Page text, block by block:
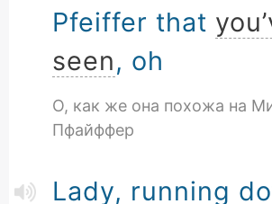
Pfeiffer that
seen, oh
О, как же она похожа на
Пфайффер
Lady, running